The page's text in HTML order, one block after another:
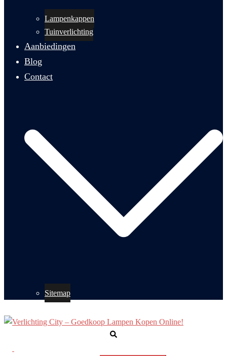
Lampenkappen
Tuinverlichting
Aanbiedingen
Blog
Contact
Sitemap